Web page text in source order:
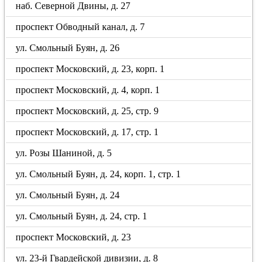
наб. Северной Двины, д. 27
проспект Обводный канал, д. 7
ул. Смольный Буян, д. 26
проспект Московский, д. 23, корп. 1
проспект Московский, д. 4, корп. 1
проспект Московский, д. 25, стр. 9
проспект Московский, д. 17, стр. 1
ул. Розы Шаниной, д. 5
ул. Смольный Буян, д. 24, корп. 1, стр. 1
ул. Смольный Буян, д. 24
ул. Смольный Буян, д. 24, стр. 1
проспект Московский, д. 23
ул. 23-й Гвардейской дивизии, д. 8